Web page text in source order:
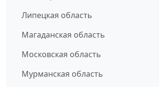
Липецкая область
Магаданская область
Московская область
Мурманская область